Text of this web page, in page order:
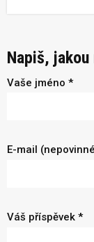
Napiš,
Vaše jméno *
E-mail
Váš příspěvek *